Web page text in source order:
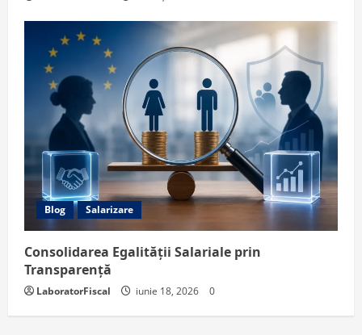
Blog Salarizare
Consolidarea Egalității Salariale prin
Transparență
LaboratorFiscal iunie 18, 2026 0